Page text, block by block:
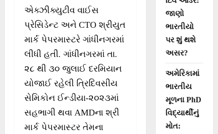
એક્ઝીક્યુટીવ વાઈસ
પ્રેસિડેન્‍ટ અને CTO શ્રીયુત
માર્ક પેપરમાસ્ટરે ગાંધીનગરમાં
લીધી હતી. ગાંધીનગરમાં તા.
૨૮ થી ૩૦ જુલાઈ દરમિયાન
યોજાઈ રહેલી ત્રિદિવસીય
સેમિકોન ઈન્‍ડીયા-૨૦૨૩માં
સહભાગી થવા AMDના શ્રી
માર્ક પેપરમાસ્ટર તેમના
જાણો
ભારતીયો
પર શું થશે
અસર?
અમેરિકામાં
ભારતીય
મૂળના PhD
વિદ્યાર્થીનું
મોત: